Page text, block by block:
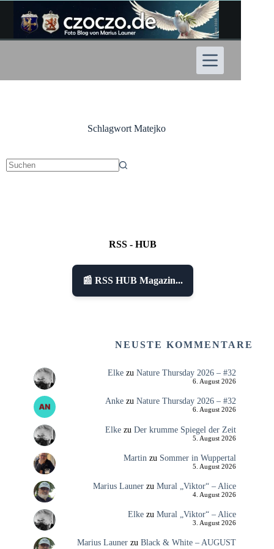
Inhalt
springen
Schlagwort Matejko
RSS - HUB
📰 RSS HUB Magazin...
NEUSTE KOMMENTARE
Elkezu Nature Thursday 2026 – #32
6. August 2026
Ankezu Nature Thursday 2026 – #32
6. August 2026
Elkezu Der krumme Spiegel der Zeit
5. August 2026
Martin zu Sommer in Wuppertal
5. August 2026
Marius Launerzu Mural „Viktor“ – Alice
4. August 2026
Elkezu Mural „Viktor“ – Alice
3. August 2026
Marius Launerzu Black & White – AUGUST